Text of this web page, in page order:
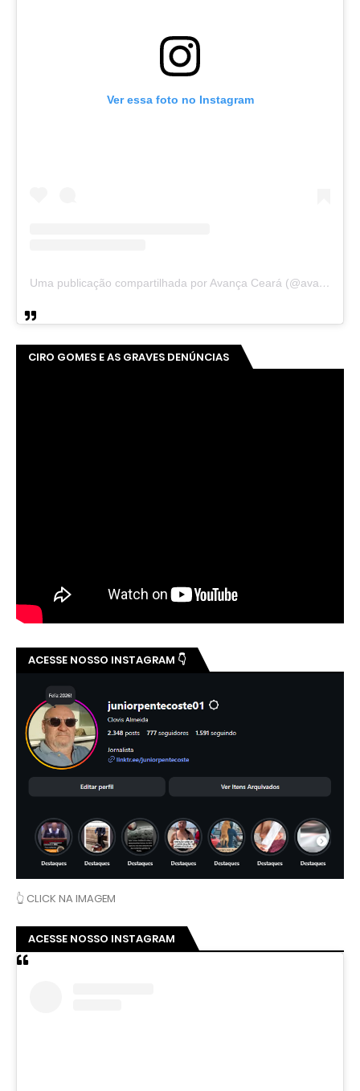
Ver essa foto no Instagram
Uma publicação compartilhada por Avança Ceará (@avancaceara)
CIRO GOMES E AS GRAVES DENÚNCIAS
ACESSE NOSSO INSTAGRAM 👇
👆 CLICK NA IMAGEM
ACESSE NOSSO INSTAGRAM